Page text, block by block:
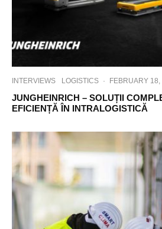
INTERVIEWS LOGISTICS · FEBRUARY 18,
JUNGHEINRICH – SOLUȚII
EFICIENȚĂ ÎN INTRALOGISTICĂ